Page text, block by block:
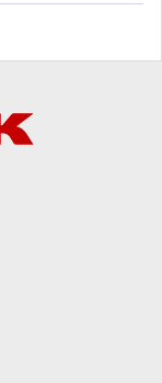
БЛИСКИОТ
го поврзува